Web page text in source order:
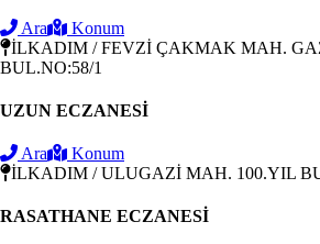
Ara
Konum
İLKADIM / FEVZİ ÇAKMAK MAH.
BUL.NO:58/1
UZUN ECZANESİ
Ara
Konum
İLKADIM / ULUGAZİ MAH. 100.YIL
RASATHANE ECZANESİ